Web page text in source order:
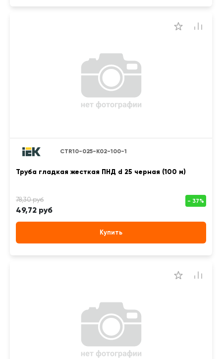
CTR10-025-K02-100-1
Труба гладкая жесткая ПНД d 25 черная (100 м)
49,72 руб
Купить